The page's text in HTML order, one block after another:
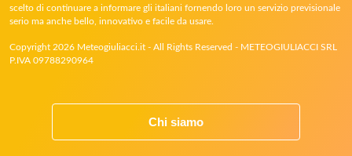
scelto di continuare a informare gli italiani fornendo loro un servizio previsionale
serio ma anche bello, innovativo e facile da usare.
Copyright 2026 Meteogiuliacci.it - All Rights Reserved - METEOGIULIACCI SRL
P.IVA 09788290964
Chi siamo